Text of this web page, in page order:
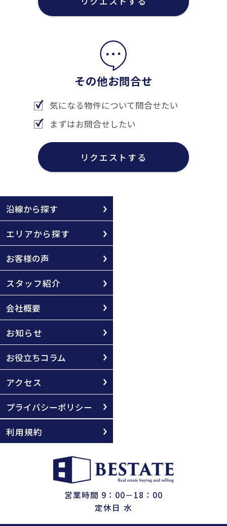
その他お問合せ
気になる物件について問合せたい
まずはお問合せしたい
リクエストする
沿線から探す
エリアから探す
お客様の声
スタッフ紹介
会社概要
お知らせ
お役立ちコラム
アクセス
プライバシーポリシー
利用規約
営業時間 9：00－18：00
定休日 水